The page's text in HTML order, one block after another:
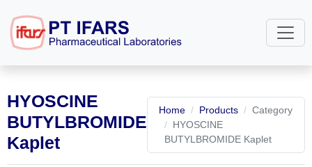
HYOSCINE
BUTYLBROMIDE
Kaplet
Home Products
Category
HYOSCINE
BUTYLBROMIDE Kaplet